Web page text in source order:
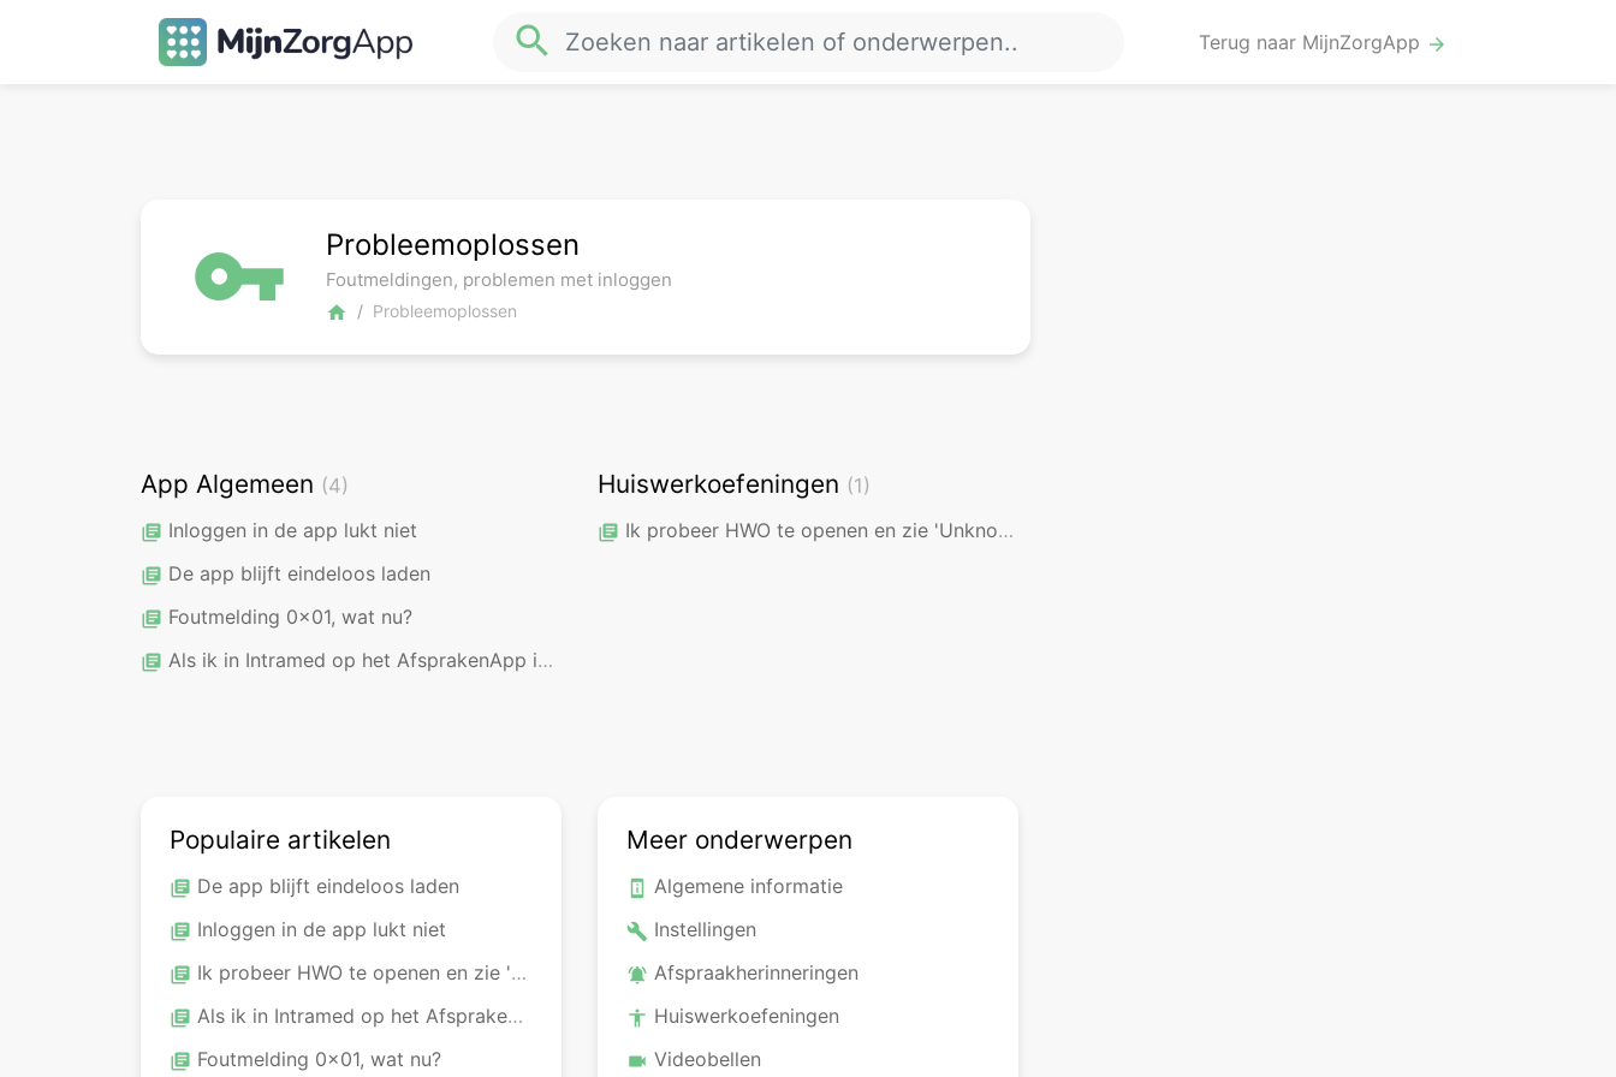
search Terug naar MijnZorgApp arrow_forward
vpn_key Probleemoplossen
Foutmeldingen, problemen met inloggen
home Probleemoplossen
App Algemeen (4)
library_books Inloggen in de app lukt niet
library_books De app blijft eindeloos laden
library_books Foutmelding 0x01, wat nu?
library_books Als ik in Intramed op het AfsprakenApp icoon klik, krijg ik een foutmelding. Wat moet ik doen?
Huiswerkoefeningen (1)
library_books Ik probeer HWO te openen en zie 'Unknown Therapist'. Wat moet ik doen?
Populaire artikelen
library_books De app blijft eindeloos laden
library_books Inloggen in de app lukt niet
library_books Ik probeer HWO te openen en zie 'Unknown Therapist'. Wat moet ik doen?
library_books Als ik in Intramed op het AfsprakenApp icoon klik, krijg ik een foutmelding. Wat moet ik doen?
library_books Foutmelding 0x01, wat nu?
Meer onderwerpen
perm_device_information Algemene informatie
build Instellingen
notifications_active Afspraakherinneringen
accessibility Huiswerkoefeningen
videocam Videobellen